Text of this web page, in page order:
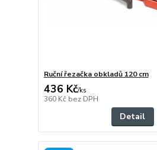
Ruční řezačka obkladů 120 cm
436 Kč/ks
360 Kč bez DPH
Detail